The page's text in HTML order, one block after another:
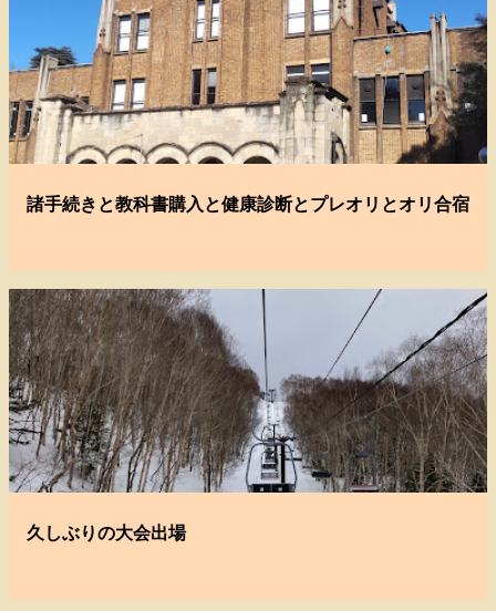
諸手続きと教科書購入と健康診断とプレオリとオリ合宿
久しぶりの大会出場